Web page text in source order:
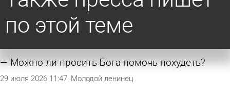
по этой теме
Можно ли просить Бога помочь похудеть?
29 июля 2026 11:47 Молодой ленинец